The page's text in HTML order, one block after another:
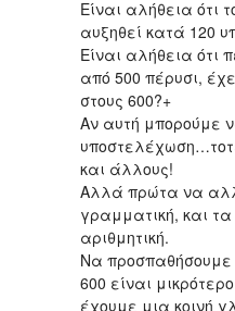
Είναι αλήθεια ότι
αυξηθεί κατά 120
Είναι αλήθεια ότι
από 500 πέρυσι,
στους 600?+
Αν αυτή μπορούμε
και άλλους!
Αλλά πρώτα να
γραμματική, και τα
αριθμητική.
Να προσπαθήσουμε
600 είναι
έχουμε μια κοινή